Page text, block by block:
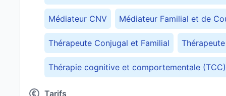
Médiateur CNV Médiateur Familial et de
Thérapeute Conjugal et Familial
Thérapie cognitive et comportementale (TCC)
Tarifs